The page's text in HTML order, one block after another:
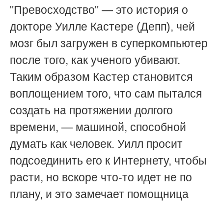
"Превосходство" — это история о
докторе Уилле Кастере (Депп), чей
мозг был загружен в суперкомпьютер
после того, как ученого убивают.
Таким образом Кастер становится
воплощением того, что сам пытался
создать на протяжении долгого
времени, — машиной, способной
думать как человек. Уилл просит
подсоединить его к Интернету, чтобы
расти, но вскоре что-то идет не по
плану, и это замечает помощница